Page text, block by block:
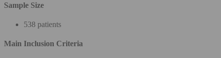
Sample Size
538 patients
Main Inclusion Criteria